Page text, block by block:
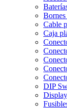
Cable
Caja
DIP